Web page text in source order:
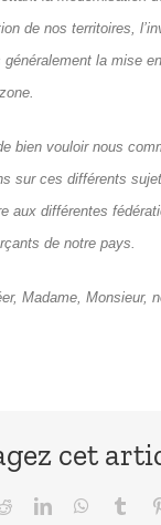
de nos territoires,
la mise
bien vouloir nous
sur ces différents
aux différentes
de notre pays.
Madame, Monsieur,
cet
RedditLinkedIn